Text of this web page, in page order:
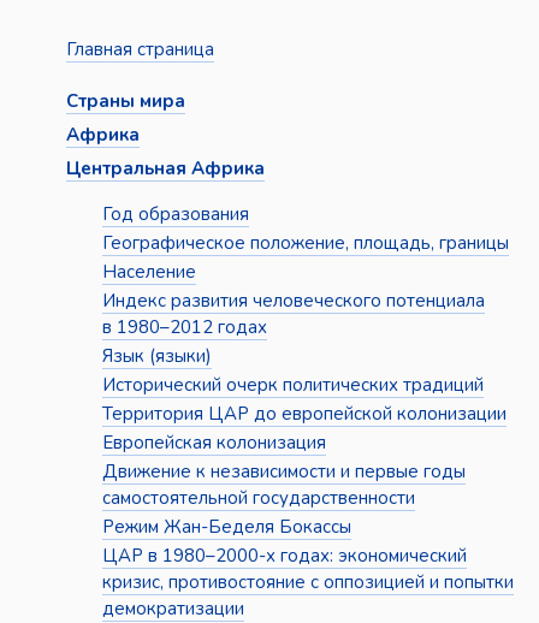
Главная страница
Страны мира
Африка
Центральная Африка
Год образования
Географическое положение, площадь, границы
Население
Индекс развития человеческого потенциала
в 1980–2012 годах
Язык (языки)
Исторический очерк политических традиций
Территория ЦАР до европейской колонизации
Европейская колонизация
Движение к независимости и первые годы
самостоятельной государственности
Режим Жан-Беделя Бокассы
ЦАР в 1980–2000-х годах: экономический
кризис, противостояние с оппозицией и попытки
демократизации